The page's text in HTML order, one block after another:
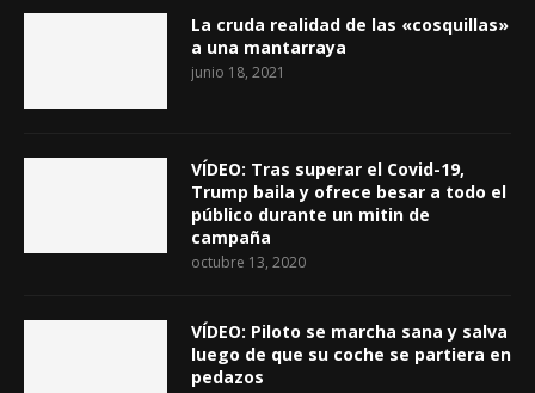
La cruda realidad de las «cosquillas»
a una mantarraya
junio 18, 2021
VÍDEO: Tras superar el Covid-19,
Trump baila y ofrece besar a todo el
público durante un mitin de
campaña
octubre 13, 2020
VÍDEO: Piloto se marcha sana y salva
luego de que su coche se partiera en
pedazos